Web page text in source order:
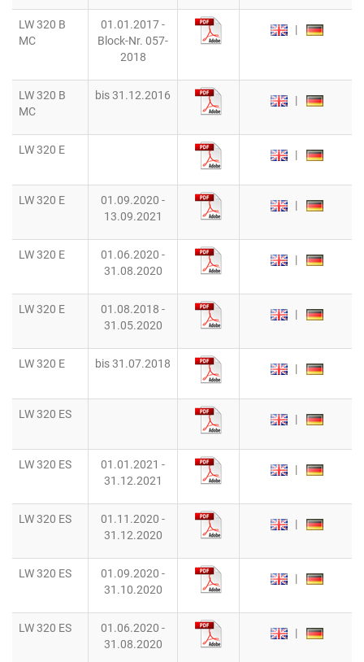
LW 320 B
MC
01.01.2017 -
Block-Nr. 057-
2018
|
LW 320 B
MC
bis 31.12.2016 |
LW 320 E |
LW 320 E
01.09.2020 -
13.09.2021
|
LW 320 E
01.06.2020 -
31.08.2020
|
LW 320 E
01.08.2018 -
31.05.2020
|
LW 320 E bis 31.07.2018 |
LW 320 ES |
LW 320 ES
01.01.2021 -
31.12.2021
|
LW 320 ES
01.11.2020 -
31.12.2020
|
LW 320 ES
01.09.2020 -
31.10.2020
|
LW 320 ES
01.06.2020 -
31.08.2020
|